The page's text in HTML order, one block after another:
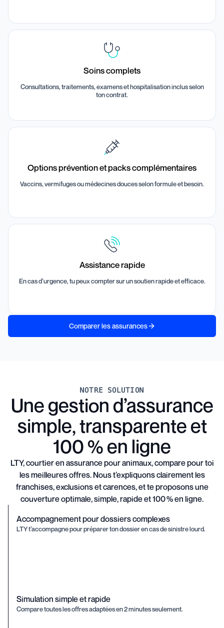
Soins complets
Consultations, traitements, examens et hospitalisation inclus selon
ton contrat.
Options prévention et packs complémentaires
Vaccins, vermifuges ou médecines douces selon formule et besoin.
Assistance rapide
En cas d’urgence, tu peux compter sur un soutien rapide et efficace.
Comparer les assurances
NOTRE SOLUTION
Une gestion d’assurance
simple, transparente et
100 % en ligne
LTY, courtier en assurance pour animaux, compare pour toi
les meilleures offres. Nous t’expliquons clairement les
franchises, exclusions et carences, et te proposons une
couverture optimale, simple, rapide et 100 % en ligne.
Accompagnement pour dossiers complexes
LTY t’accompagne pour préparer ton dossier en cas de sinistre lourd.
Simulation simple et rapide
Compare toutes les offres adaptées en 2 minutes seulement.